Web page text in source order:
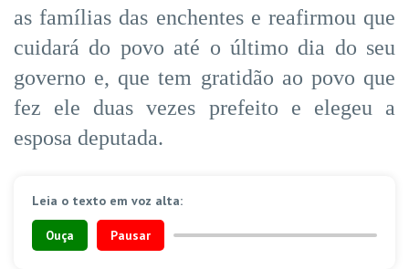
as famílias das enchentes e reafirmou que
cuidará do povo até o último dia do seu
governo e, que tem gratidão ao povo que
fez ele duas vezes prefeito e elegeu a
esposa deputada.
Leia o texto em voz alta:
Ouça Pausar